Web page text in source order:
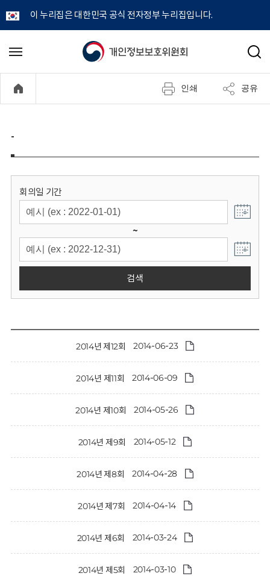
이 누리집은 대한민국 공식 전자정부 누리집입니다.
개
정
보
위
원
회
메
기
검
인쇄 공유
-
회의일 기간
~
검색
2014년 제12회 2014-06-23
2014년 제11회 2014-06-09
2014년 제10회 2014-05-26
2014년 제9회 2014-05-12
2014년 제8회 2014-04-28
2014년 제7회 2014-04-14
2014년 제6회 2014-03-24
2014년 제5회 2014-03-10